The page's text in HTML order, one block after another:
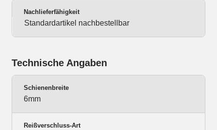
Nachlieferfähigkeit
Standardartikel nachbestellbar
Technische Angaben
Schienenbreite
6mm
Reißverschluss-Art